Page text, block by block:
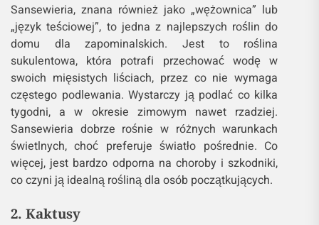
Sansewieria, znana również jako „wężownica” lub
„język teściowej”, to jedna z najlepszych roślin do
domu dla zapominalskich. Jest to roślina
sukulentowa, która potrafi przechować wodę w
swoich mięsistych liściach, przez co nie wymaga
częstego podlewania. Wystarczy ją podlać co kilka
tygodni, a w okresie zimowym nawet rzadziej.
Sansewieria dobrze rośnie w różnych warunkach
świetlnych, choć preferuje światło pośrednie. Co
więcej, jest bardzo odporna na choroby i szkodniki,
co czyni ją idealną rośliną dla osób początkujących.
2. Kaktusy